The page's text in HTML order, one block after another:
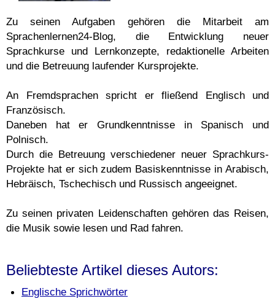
Zu seinen Aufgaben gehören die Mitarbeit am
Sprachenlernen24-Blog, die Entwicklung neuer
Sprachkurse und Lernkonzepte, redaktionelle Arbeiten
und die Betreuung laufender Kursprojekte.
An Fremdsprachen spricht er fließend Englisch und
Französisch.
Daneben hat er Grundkenntnisse in Spanisch und
Polnisch.
Durch die Betreuung verschiedener neuer Sprachkurs-
Projekte hat er sich zudem Basiskenntnisse in Arabisch,
Hebräisch, Tschechisch und Russisch angeeignet.
Zu seinen privaten Leidenschaften gehören das Reisen,
die Musik sowie lesen und Rad fahren.
Beliebteste Artikel dieses Autors:
Englische Sprichwörter